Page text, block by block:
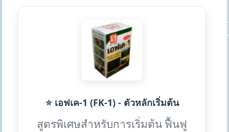
⭐ เอฟเค-1 (FK-1) - ตัวหลักเริ่มต้น
สูตรพิเศษสำหรับการเริ่มต้น ฟื้นฟู